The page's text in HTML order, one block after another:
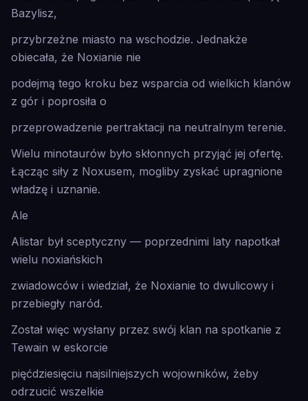
Bazylisz,
przybrzeżne miasto na wschodzie. Jednakże
obiecała, że Noxianie nie
podejmą tego kroku bez wsparcia od wielkich klanów
z gór i poprosiła o
przeprowadzenie pertraktacji na neutralnym terenie.
Wielu minotaurów było skłonnych przyjąć jej ofertę.
Łącząc siły z Noxusem, mogliby zyskać upragnione
władzę i uznanie.
Ale
Alistar był sceptyczny — poprzednimi laty napotkał
wielu noxiańskich
zwiadowców i wiedział, że Noxianie to dwulicowy i
przebiegły naród.
Został więc wysłany przez swój klan na spotkanie z
Tewain w eskorcie
pięćdziesięciu najsilniejszych wojowników, żeby
odrzucić wszelkie